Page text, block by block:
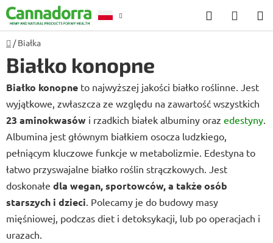
Przejść
do
treści
Szukaj
Home
/ Białka
Białko konopne
Białko konopne to najwyższej jakości białko roślinne. Jest
wyjątkowe, zwłaszcza ze względu na zawartość wszystkich
23 aminokwasów i rzadkich białek albuminy oraz edestyny.
Albumina jest głównym białkiem osocza ludzkiego,
pełniącym kluczowe funkcje w metabolizmie. Edestyna to
łatwo przyswajalne białko roślin strączkowych. Jest
doskonałe dla wegan, sportowców, a także osób
starszych i dzieci. Polecamy je do budowy masy
mięśniowej, podczas diet i detoksykacji, lub po operacjach i
urazach.